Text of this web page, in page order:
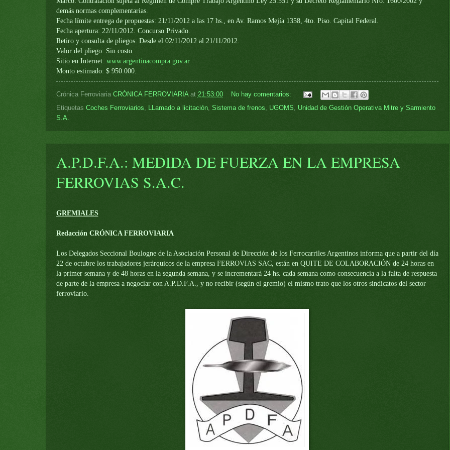
demás normas complementarias.
Fecha límite entrega de propuestas: 21/11/2012 a las 17 hs., en Av. Ramos Mejía 1358, 4to. Piso. Capital Federal.
Fecha apertura: 22/11/2012. Concurso Privado.
Retiro y consulta de pliegos: Desde el 02/11/2012 al 21/11/2012.
Valor del pliego: Sin costo
Sitio en Internet: www.argentinacompra.gov.ar
Monto estimado: $ 950.000.
Crónica Ferroviaria CRÓNICA FERROVIARIA at 21:53:00
No hay comentarios:
Etiquetas Coches Ferroviarios, LLamado a licitación, Sistema de frenos, UGOMS, Unidad de Gestión Operativa Mitre y Sarmiento
S.A.
A.P.D.F.A.: MEDIDA DE FUERZA EN LA EMPRESA
FERROVIAS S.A.C.
GREMIALES
Redacción CRÓNICA FERROVIARIA
Los Delegados Seccional Boulogne de la Asociación Personalde Dirección de los Ferrocarriles Argentinos informa que a partir del día
22 de octubre los trabajadores jerárquicos de la empresa FERROVIAS SAC, están en QUITE DE COLABORACIÓN de 24 horas en
la primer semana y de 48 horas en la segunda semana, y se incrementará 24 hs. cada semana como consecuencia a la falta de respuesta
de parte de la empresa a negociar con A.P.D.F.A., y no recibir (según el gremio) el mismo trato que los otros sindicatos del sector
ferroviario.